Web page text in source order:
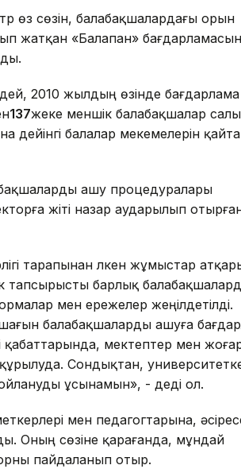
өз сөзін, балабақшалардағы орын
жатқан «Балапан»
2010 жылдың өзінде бағдарлама
137жеке меншік балабақшалар
дейінгі балалар мекемелерін
ашу процедуралары
жіті назар аударылып
тарапынан үлкен жұмыстар
тапсырысты барлық
мен ережелер жеңілдетілді.
балабақшаларды ашуға
қабаттарында, мектептер мен
Сондықтан,
ұсынамын», - деді ол.
мен педагогтарына,
Оның сөзіне қарағанда, мұндай
орны пайдаланып отыр.